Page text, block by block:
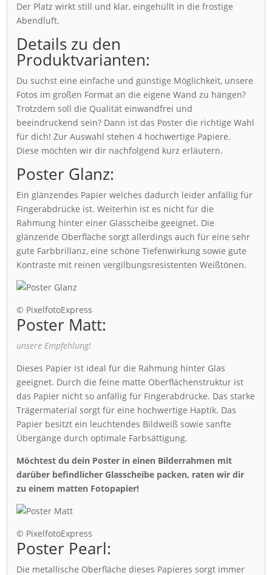
Der Platz wirkt still und klar, eingehüllt in die frostige
Abendluft.
Details zu den
Produktvarianten:
Du suchst eine einfache und günstige Möglichkeit, unsere
Fotos im großen Format an die eigene Wand zu hängen?
Trotzdem soll die Qualität einwandfrei und
beeindruckend sein? Dann ist das Poster die richtige Wahl
für dich! Zur Auswahl stehen 4 hochwertige Papiere.
Diese möchten wir dir nachfolgend kurz erläutern.
Poster Glanz:
Ein glänzendes Papier welches dadurch leider anfällig für
Fingerabdrücke ist. Weiterhin ist es nicht für die
Rahmung hinter einer Glasscheibe geeignet. Die
glänzende Oberfläche sorgt allerdings auch für eine sehr
gute Farbbrillanz, eine schöne Tiefenwirkung sowie gute
Kontraste mit reinen vergilbungsresistenten Weißtönen.
© PixelfotoExpress
Poster Matt:
unsere Empfehlung!
Dieses Papier ist ideal für die Rahmung hinter Glas
geeignet. Durch die feine matte Oberflächenstruktur ist
das Papier nicht so anfällig für Fingerabdrücke. Das starke
Trägermaterial sorgt für eine hochwertige Haptik. Das
Papier besitzt ein leuchtendes Bildweiß sowie sanfte
Übergänge durch optimale Farbsättigung.
Möchtest du dein Poster in einen Bilderrahmen mit
darüber befindlicher Glasscheibe packen, raten wir dir
zu einem matten Fotopapier!
© PixelfotoExpress
Poster Pearl:
Die metallische Oberfläche dieses Papieres sorgt immer